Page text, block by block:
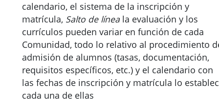
calendario, el sistema de la inscripción y
matrícula, Salto de línea la evaluación y los
currículos pueden variar en función de cada
Comunidad, todo lo relativo al procedimiento
admisión de alumnos (tasas, documentación,
requisitos específicos, etc.) y el calendario con
las fechas de inscripción y matrícula lo
cada una de ellas